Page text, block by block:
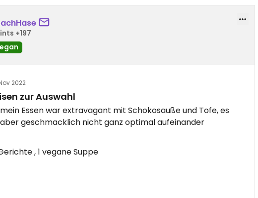
+197
2022
zur Auswahl
Essen war extravagant mit Schokosauße und Tofe, es
geschmacklich nicht ganz optimal aufeinander
, 1 vegane Suppe